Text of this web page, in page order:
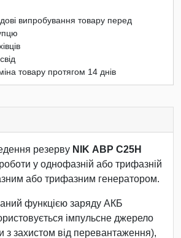
випробування товару перед
товару протягом 14 днів
резерву NIK АВР С25Н
у однофазній або трифазній
або трифазним генератором.
функцією заряду АКБ
імпульсне джерело
з захистом від перевантаження),